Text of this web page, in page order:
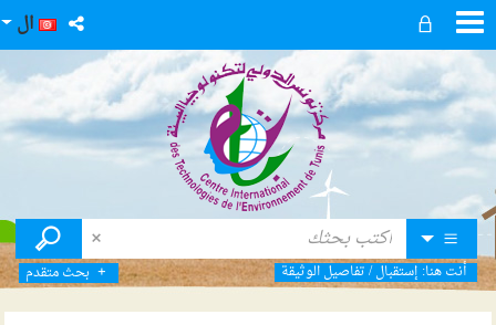
ال
بحث متقدم أنت هنا: إستقبال/تفاصيل الوثيقة